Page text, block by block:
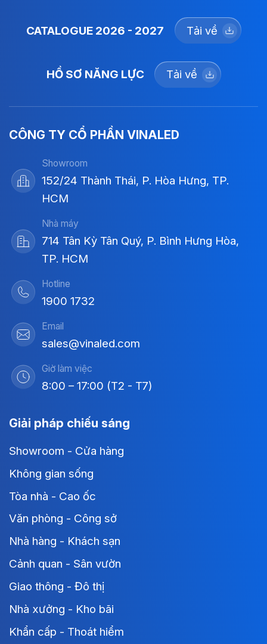
CATALOGUE 2026 - 2027 Tải về
HỒ SƠ NĂNG LỰC Tải về
CÔNG TY CỔ PHẦN VINALED
Showroom
152/24 Thành Thái, P. Hòa Hưng, TP.
HCM
Nhà máy
714 Tân Kỳ Tân Quý, P. Bình Hưng Hòa,
TP. HCM
Hotline
1900 1732
Email
sales@vinaled.com
Giờ làm việc
8:00 – 17:00 (T2 - T7)
Giải pháp chiếu sáng
Showroom - Cửa hàng
Không gian sống
Tòa nhà - Cao ốc
Văn phòng - Công sở
Nhà hàng - Khách sạn
Cảnh quan - Sân vườn
Giao thông - Đô thị
Nhà xưởng - Kho bãi
Khẩn cấp - Thoát hiểm